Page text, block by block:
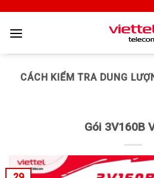
CÁCH KIỂM TRA DUNG
Gói 3V160B